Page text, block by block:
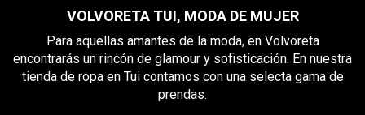
VOLVORETA TUI, MODA DE MUJER
Para aquellas amantes de la moda, en Volvoreta
encontrarás un rincón de glamour y sofisticación. En nuestra
tienda de ropa en Tui contamos con una selecta gama de
prendas.